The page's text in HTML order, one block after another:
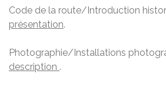
Code de la route/Introduction
présentation.
Photographie/Installations
description .